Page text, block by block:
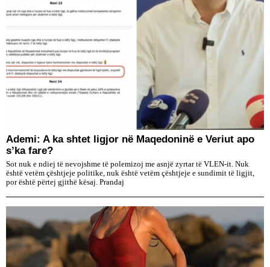
Ademi: A ka shtet ligjor në Maqedoninë e Veriut apo
s’ka fare?
Sot nuk e ndiej të nevojshme të polemizoj me asnjë zyrtar të VLEN-it. Nuk
është vetëm çështjeje politike, nuk është vetëm çështjeje e sundimit të ligjit,
por është përtej gjithë kësaj. Prandaj